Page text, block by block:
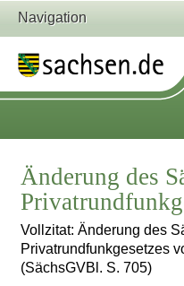
Navigation
Änderung des
Vollzitat: Änderung des
Privatrundfunkgesetzes
(SächsGVBl. S. 705)